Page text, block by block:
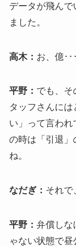
データが飛ん
ました。
高木： お、億･･･
平野： でも、そ
タッフさんに
い」って言われ
の時は「引退」
ね。
なだぎ： それで
平野： 弁償しな
ゃない状態で